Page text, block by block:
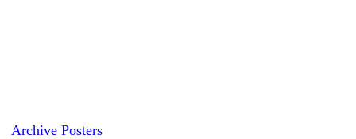
Archive Posters